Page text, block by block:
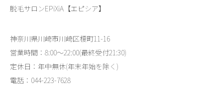
脱毛サロンEPiXiA【エピシア】
神奈川県川崎市川崎区榎町11-16
営業時間：8:00～22:00(最終受付21:30)
定休日：年中無休(年末年始を除く)
電話：044-223-7628